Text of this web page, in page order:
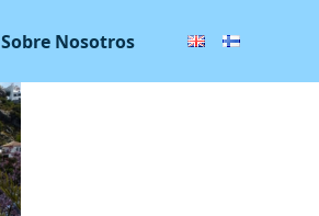
Sobre Nosotros